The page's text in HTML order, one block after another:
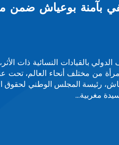
تقديراً لريادتها
آمنة بوعياش، بعد نهاية
خلال أشغال المؤتمر السنوي